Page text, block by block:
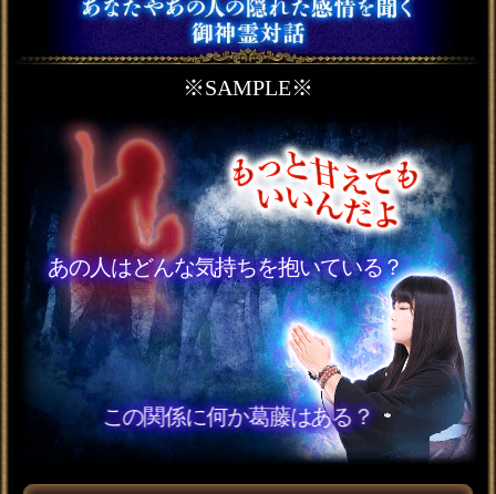
これからあの人にXXXXな好意を向けられ
XXXXがきっかけで一気に距離が縮まりま
す。
御神霊にこの先あなたに待ち受ける運命を問いか
けます。どのような出来事や状況が訪れるのか伝
わって来る未来の様子についてお話しましょう。
強制縁結び霊視※心奪い
両想い叶える【2人の愛軌
跡◆全32項】交際日
会員価格3,135円(税込)
通常価格3,630円(税込)
『一生添い遂げたい』本
気不倫を救済【2人の純愛
霊視22項】軌跡/顛末
会員価格
2,640円(税込)
2,970円(税込)